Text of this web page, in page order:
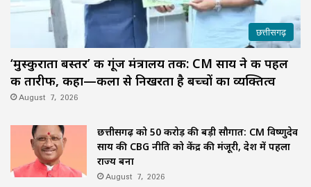
छत्तीसगढ़
‘मुस्कुराता बस्तर’ की गूंज मंत्रालय तक: CM साय ने की पहल
की तारीफ, कहा—कला से निखरता है बच्चों का व्यक्तित्व
August 7, 2026
छत्तीसगढ़ को 50 करोड़ की बड़ी सौगात: CM विष्णुदेव
साय की CBG नीति को केंद्र की मंजूरी, देश में पहला
राज्य बना
August 7, 2026